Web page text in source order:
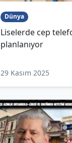
Dünya
Liselerde cep
planlanıyor
29 Kasım 2025